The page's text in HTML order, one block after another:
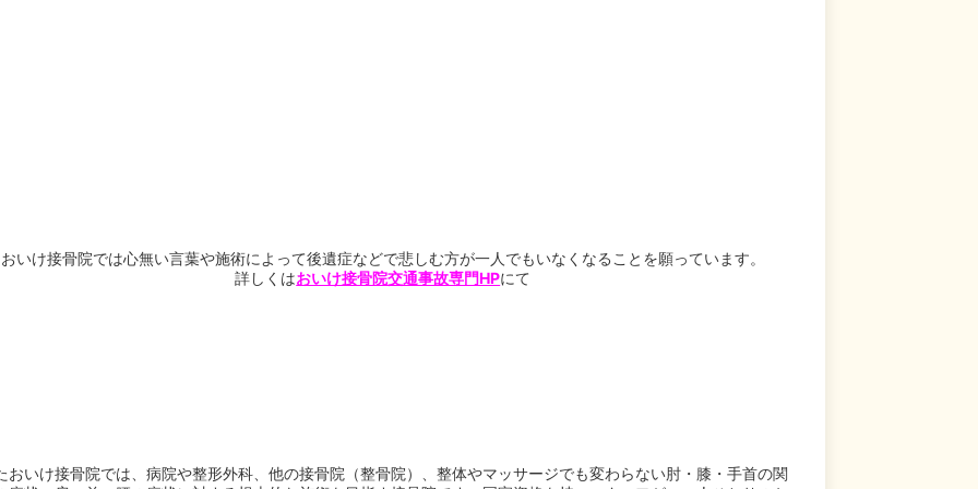
おいけ接骨院では心無い言葉や施術によって後遺症などで悲しむ方が一人でもいなくなることを願っています。
詳しくはおいけ接骨院交通事故専門HPにて
おいけ接骨院では、病院や整形外科、他の接骨院（整骨院）、整体やマッサージでも変わらない肘・膝・手首の関